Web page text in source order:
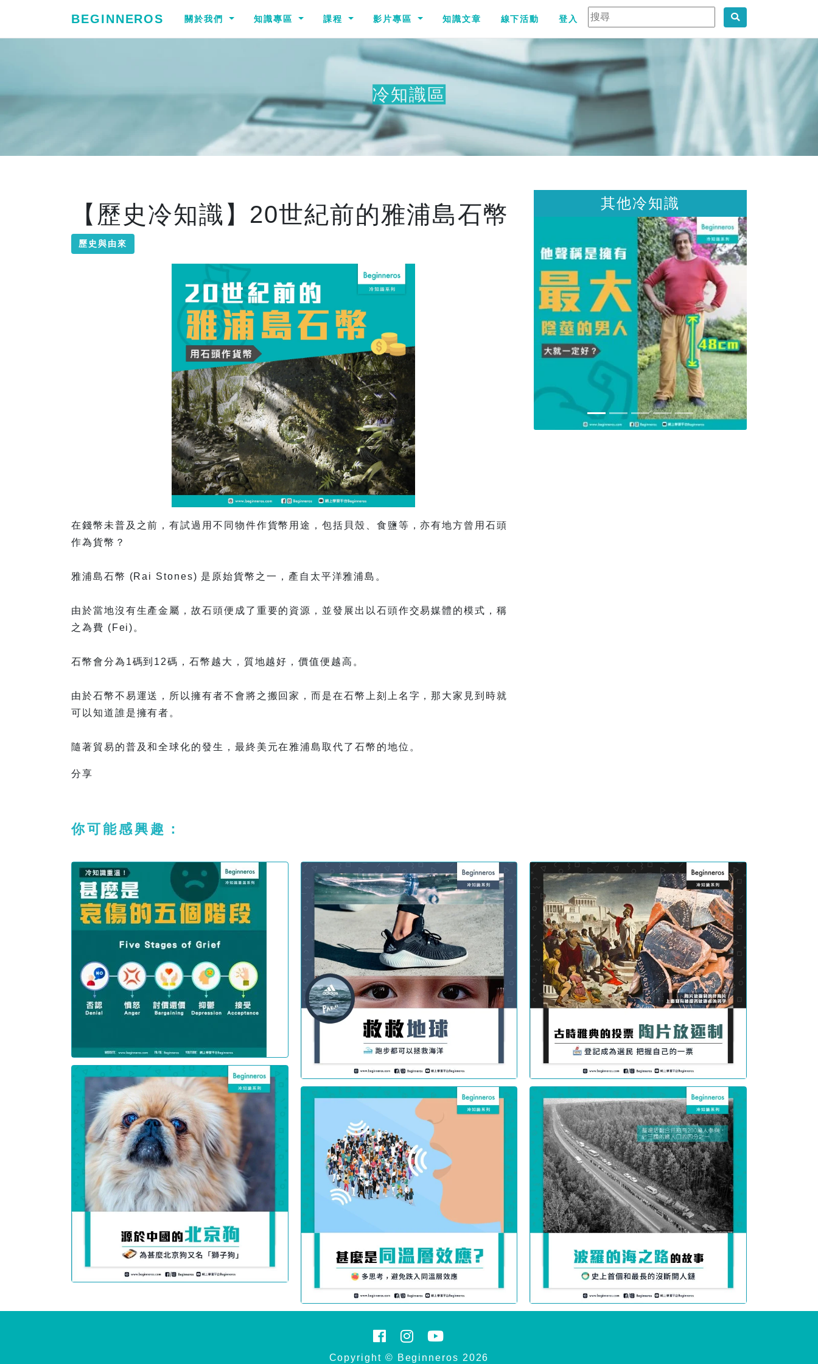
BEGINNEROS 關於我們 知識專區 課程 影片專區 知識文章 線下活動 登入
冷知識區
【歷史冷知識】20世紀前的雅浦島石幣
歷史與由來
在錢幣未普及之前，有試過用不同物件作貨幣用途，包括貝殼、食鹽等，亦有地方曾用石頭
作為貨幣？
雅浦島石幣 (Rai Stones) 是原始貨幣之一，產自太平洋雅浦島。
由於當地沒有生產金屬，故石頭便成了重要的資源，並發展出以石頭作交易媒體的模式，稱
之為費 (Fei)。
石幣會分為1碼到12碼，石幣越大，質地越好，價值便越高。
由於石幣不易運送，所以擁有者不會將之搬回家，而是在石幣上刻上名字，那大家見到時就
可以知道誰是擁有者。
隨著貿易的普及和全球化的發生，最終美元在雅浦島取代了石幣的地位。
其他冷知識
分享
你可能感興趣：
Copyright © Beginneros 2026